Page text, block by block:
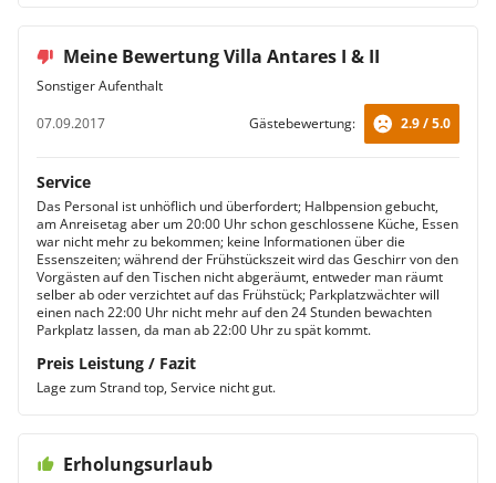
Meine Bewertung Villa Antares I & II
Sonstiger Aufenthalt
07.09.2017
Gästebewertung: 2.9 / 5.0
Service
Das Personal ist unhöflich und überfordert; Halbpension gebucht,
am Anreisetag aber um 20:00 Uhr schon geschlossene Küche, Essen
war nicht mehr zu bekommen; keine Informationen über die
Essenszeiten; während der Frühstückszeit wird das Geschirr von den
Vorgästen auf den Tischen nicht abgeräumt, entweder man räumt
selber ab oder verzichtet auf das Frühstück; Parkplatzwächter will
einen nach 22:00 Uhr nicht mehr auf den 24 Stunden bewachten
Parkplatz lassen, da man ab 22:00 Uhr zu spät kommt.
Preis Leistung / Fazit
Lage zum Strand top, Service nicht gut.
Erholungsurlaub